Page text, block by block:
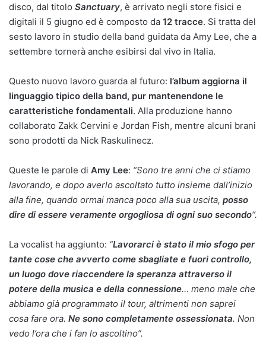
disco, dal titolo Sanctuary, è arrivato negli store fisici e
digitali il 5 giugno ed è composto da 12 tracce. Si tratta del
sesto lavoro in studio della band guidata da Amy Lee, che a
settembre tornerà anche esibirsi dal vivo in Italia.
Questo nuovo lavoro guarda al futuro: l’album aggiorna il
linguaggio tipico della band, pur mantenendone le
caratteristiche fondamentali. Alla produzione hanno
collaborato Zakk Cervini e Jordan Fish, mentre alcuni brani
sono prodotti da Nick Raskulinecz.
Queste le parole di Amy Lee: “Sono tre anni che ci stiamo
lavorando, e dopo averlo ascoltato tutto insieme dall’inizio
alla fine, quando ormai manca poco alla sua uscita, posso
dire di essere veramente orgogliosa di ogni suo secondo“.
La vocalist ha aggiunto: “Lavorarci è stato il mio sfogo per
tante cose che avverto come sbagliate e fuori controllo,
un luogo dove riaccendere la speranza attraverso il
potere della musica e della connessione… meno male che
abbiamo già programmato il tour, altrimenti non saprei
cosa fare ora. Ne sono completamente ossessionata. Non
vedo l’ora che i fan lo ascoltino”.